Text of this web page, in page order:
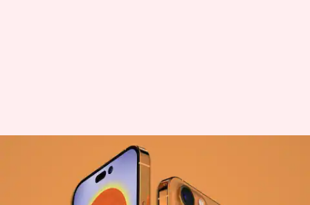
आईफोन 14 मैक्स की कीमत और
स्पेसिफिकेशन हुए लीक, लॉन्च में हो
सकती है देरी